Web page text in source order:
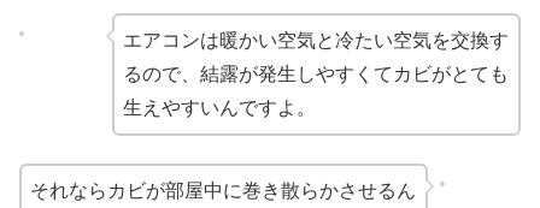
エアコンは暖かい空気と冷たい空気を交換す
るので、結露が発生しやすくてカビがとても
生えやすいんですよ。
それならカビが部屋中に巻き散らかさせるん